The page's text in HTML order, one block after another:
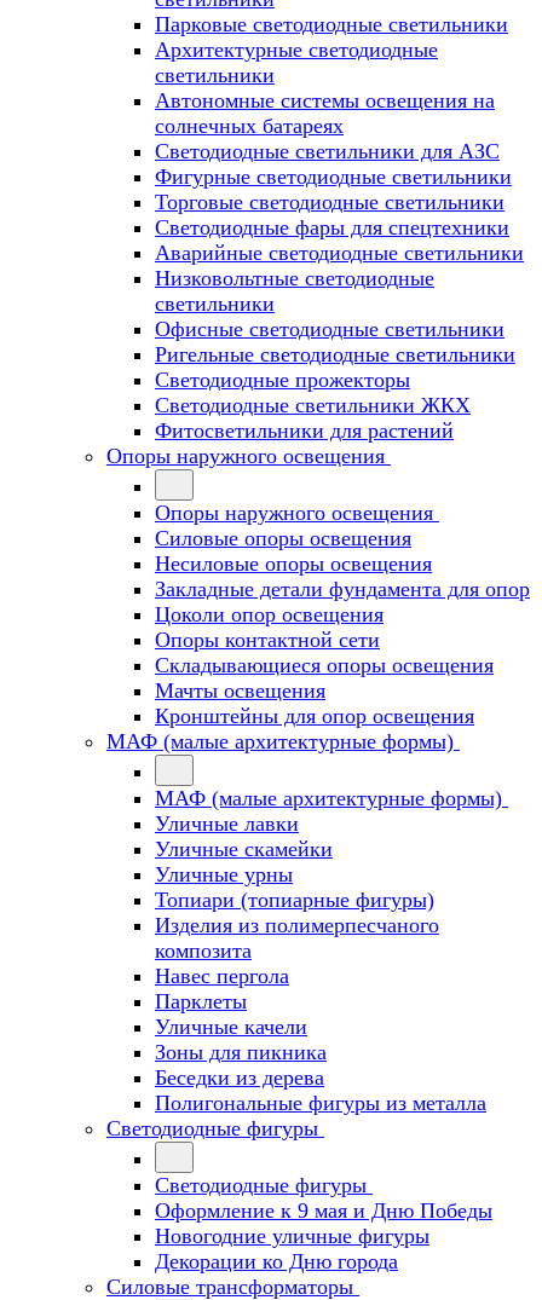
Парковые светодиодные светильники
Архитектурные светодиодные
светильники
Автономные системы освещения на
солнечных батареях
Светодиодные светильники для АЗС
Фигурные светодиодные светильники
Торговые светодиодные светильники
Cветодиодные фары для спецтехники
Аварийные светодиодные светильники
Низковольтные светодиодные
светильники
Офисные светодиодные светильники
Ригельные светодиодные светильники
Светодиодные прожекторы
Светодиодные светильники ЖКХ
Фитосветильники для растений
Опоры наружного освещения
Опоры наружного освещения
Силовые опоры освещения
Несиловые опоры освещения
Закладные детали фундамента для опор
Цоколи опор освещения
Опоры контактной сети
Cкладывающиеся опоры освещения
Мачты освещения
Кронштейны для опор освещения
МАФ (малые архитектурные формы)
МАФ (малые архитектурные формы)
Уличные лавки
Уличные скамейки
Уличные урны
Топиари (топиарные фигуры)
Изделия из полимерпесчаного
композита
Навес пергола
Парклеты
Уличные качели
Зоны для пикника
Беседки из дерева
Полигональные фигуры из металла
Светодиодные фигуры
Светодиодные фигуры
Оформление к 9 мая и Дню Победы
Новогодние уличные фигуры
Декорации ко Дню города
Силовые трансформаторы